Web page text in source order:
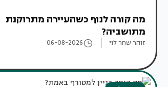
מה קורה לנוף כשהעיירה מתרוקנת
מתושביה?
זוהר שחר לוי 06-08-2026